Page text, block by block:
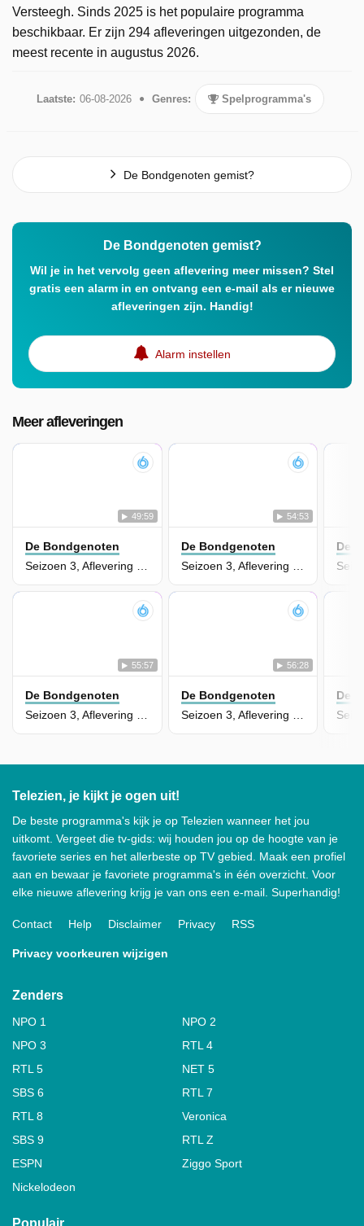
Versteegh. Sinds 2025 is het populaire programma
beschikbaar. Er zijn 294 afleveringen uitgezonden, de
meest recente in augustus 2026.
Laatste: 06-08-2026 Genres: Spelprogramma's
De Bondgenoten gemist?
De Bondgenoten gemist?
Wil je in het vervolg geen aflevering meer missen? Stel
gratis een alarm in en ontvang een e-mail als er nieuwe
afleveringen zijn. Handig!
Alarm instellen
Meer afleveringen
49:59
De Bondgenoten
Seizoen 3, Aflevering 229
54:53
De Bondgenoten
Seizoen 3, Aflevering 228
55:57
De Bondgenoten
56:28
De Bondgenoten
De
De
Telezien, je kijkt je ogen uit!
De beste programma's kijk je op Telezien wanneer het jou
uitkomt. Vergeet die tv-gids: wij houden jou op de hoogte van je
favoriete series en het allerbeste op TV gebied. Maak een profiel
aan en bewaar je favoriete programma's in één overzicht. Voor
elke nieuwe aflevering krijg je van ons een e-mail. Superhandig!
Contact Help Disclaimer Privacy RSS
Privacy voorkeuren wijzigen
Zenders
NPO 1
NPO 2
NPO 3
RTL 4
RTL 5
NET 5
SBS 6
RTL 7
RTL 8
Veronica
SBS 9
RTL Z
ESPN
Ziggo Sport
Nickelodeon
Populair